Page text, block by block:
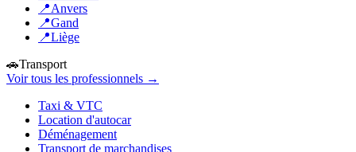
📍Anvers
📍Gand
📍Liège
🚗Transport
Voir tous les professionnels →
Taxi & VTC
Location d'autocar
Déménagement
Transport de marchandises